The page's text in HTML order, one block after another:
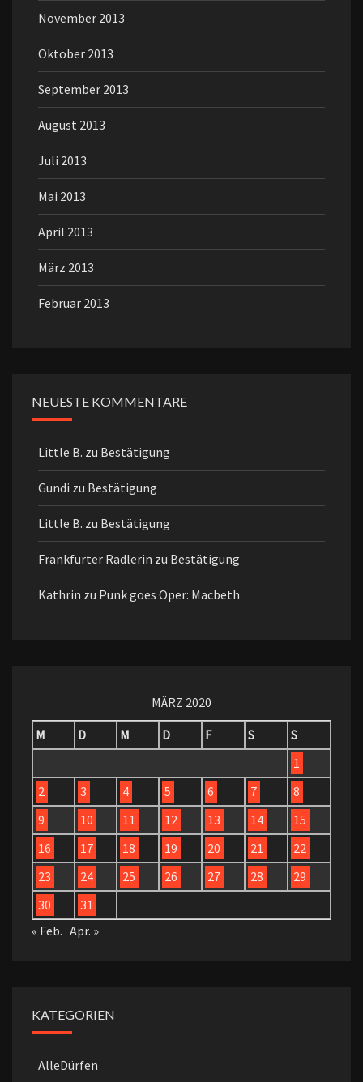
November 2013
Oktober 2013
September 2013
August 2013
Juli 2013
Mai 2013
April 2013
März 2013
Februar 2013
NEUESTE KOMMENTARE
Little B. zu Bestätigung
Gundi zu Bestätigung
Little B. zu Bestätigung
Frankfurter Radlerin zu Bestätigung
Kathrin zu Punk goes Oper: Macbeth
MÄRZ 2020
M
D M D F S
S
1
2
3 4 5 6 7
8
9
10 11 12 13 14
15
16
17 18 19 20 21
22
23
24 25 26 27 28
29
30
31
« Feb. Apr. »
KATEGORIEN
AlleDürfen